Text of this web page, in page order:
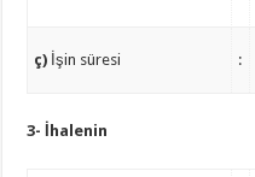
ç) İşin süresi :
3- İhalenin